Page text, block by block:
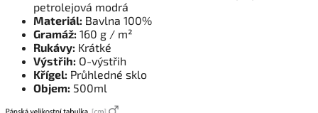
petrolejová modrá
Materiál: Bavlna 100%
Gramáž: 160 g / m²
Rukávy: Krátké
Výstřih: O-výstřih
Křígel: Průhledné sklo
Objem: 500ml